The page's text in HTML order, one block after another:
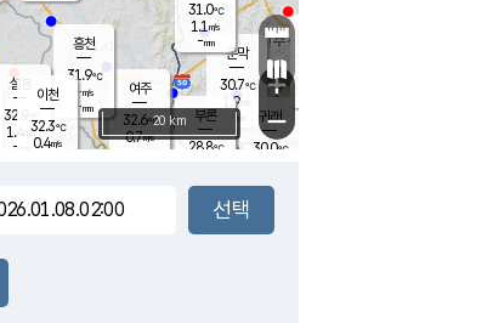
문막
30.7℃
1.9m/s
mm
부론
28.8℃
여주
32.6℃
0.7m/s
31.0℃
1.1m/s
-mm
장호원
흥천
31.9℃
-m/s
-mm
설봉
32.9
1.4 m/s
- mm
귀래
30.0℃
이천
32.3℃
0.4m/s
+
−
20 km